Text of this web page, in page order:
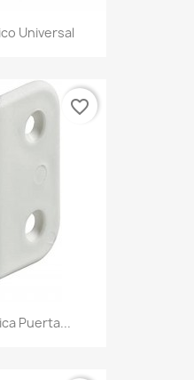
Universal
Puerta...
favorite_border